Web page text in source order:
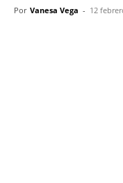
Por Vanesa Vega - 12